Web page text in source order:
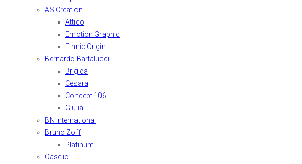
AS Creation
Attico
Emotion Graphic
Ethnic Origin
Bernardo Bartalucci
Brigida
Cesara
Concept 106
Giulia
BN International
Bruno Zoff
Platinum
Caselio